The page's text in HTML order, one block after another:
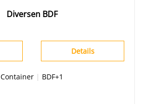
Diversen BDF
Details
Container | BDF+1